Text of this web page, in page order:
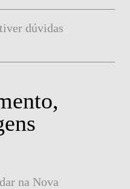
dúvidas
na Nova